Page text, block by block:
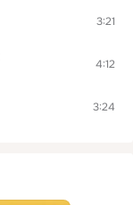
3:21
4:12
3:24